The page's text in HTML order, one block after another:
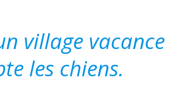
village vacance
les chiens.